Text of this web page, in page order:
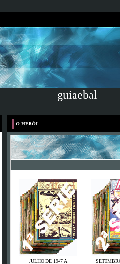
guiaebal
O HERÓI
JULHO DE 1947 A